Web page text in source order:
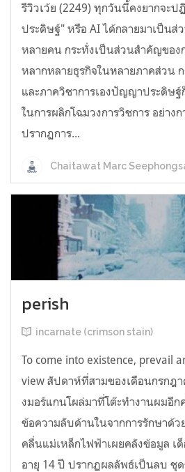
รีวิวเว้ย (2249) ทุกวันนี้คงยากจะ
ประดิษฐ์" หรือ AI ได้กลายมาเป็นส่
หลายคน กระทั่งเป็นส่วนสำคัญของ
หลากหลายธุรกิจในหลายภาคส่วน
และภาควิชาการเองปัญญาประดิษ
ในการผลิกโฉมวงการวิชการ อย่าง
ปรากฏการ...
Chaitawat Marc
perish
incarnate (crimson stain)
To come into existence, prevail
view สัปดาห์ที่สามของเดือนกรกฎ
งมอร์แกนโผล่มาที่โต๊ะทำงานผมอีก
ข้อความลับด้านในจากการรักษาด้ว
คลื่นแม่เหล็กไฟฟ้าเผยคลังข้อมูล เ
อายุ 14 ปี ปรากฏผลลัพธ์เป็นลบ ชุ